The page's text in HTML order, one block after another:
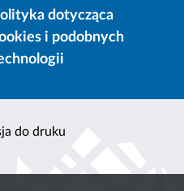
dotycząca
i podobnych
do druku